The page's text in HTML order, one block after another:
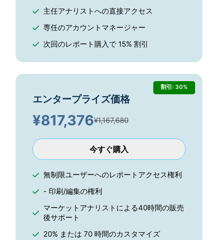
主任アナリストへの直接アクセス
専任のアカウントマネージャー
次回のレポート購入で 15% 割引
割引: 30%
エンタープライズ価格
¥817,376¥1,167,680
今すぐ購入
無制限ユーザーへのレポートアクセス権利
- 印刷/編集の権利
マーケットアナリストによる40時間の販売
後サポート
20% または 70 時間のカスタマイズ